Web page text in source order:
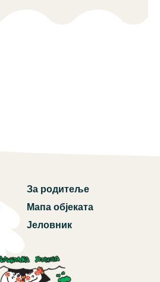
За родитеље
Мапа објеката
Јеловник